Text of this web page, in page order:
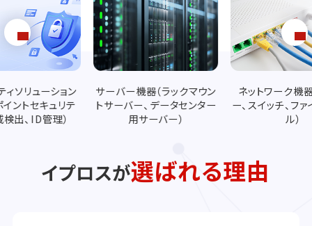
器（ラックマウン
データセンター
ーバー）
ネットワーク機器（ルータ
ー、スイッチ、ファイアウォー
ル）
クラウドサービ
aS、SaaS
イプロスが選ばれる理由